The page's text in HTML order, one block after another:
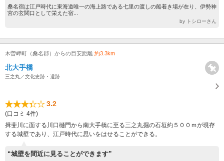
桑名宿は江戸時代に東海道唯一の海上路である七里の渡しの船着き場が在り、伊勢神
宮の玄関口として栄えた宿...
by トシローさん
木曽岬町（桑名郡）からの目安距離 約3.3km
北大手橋
三之丸／文化史跡・遺跡
3.2
(口コミ 4件)
揖斐川に面する川口樋門から南大手橋に至る三之丸掘の石垣約５００ｍが現存
する城壁であり、江戸時代に思いをはせることができる。
“城壁を間近に見ることができます”